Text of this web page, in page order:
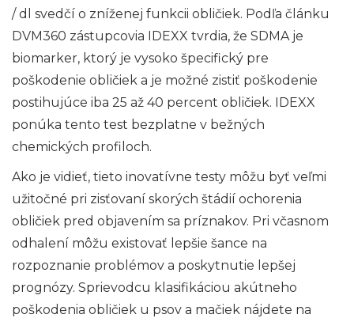
/ dl svedčí o zníženej funkcii obličiek. Podľa článku
DVM360 zástupcovia IDEXX tvrdia, že SDMA je
biomarker, ktorý je vysoko špecifický pre
poškodenie obličiek a je možné zistiť poškodenie
postihujúce iba 25 až 40 percent obličiek. IDEXX
ponúka tento test bezplatne v bežných
chemických profiloch.
Ako je vidieť, tieto inovatívne testy môžu byť veľmi
užitočné pri zisťovaní skorých štádií ochorenia
obličiek pred objavením sa príznakov. Pri včasnom
odhalení môžu existovať lepšie šance na
rozpoznanie problémov a poskytnutie lepšej
prognózy. Sprievodcu klasifikáciou akútneho
poškodenia obličiek u psov a mačiek nájdete na